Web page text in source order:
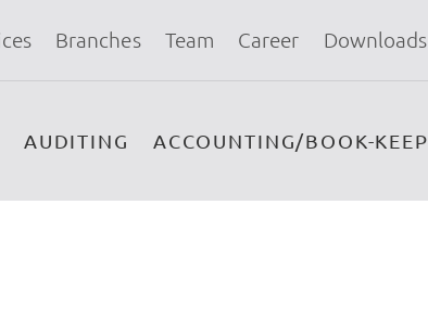
Branches Team Career Downloads
AUDITING ACCOUNTING/BOOK-